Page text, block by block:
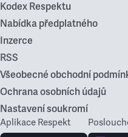
Kodex Respektu
Nabídka předplatného
Inzerce
RSS
Všeobecné obchodní
Ochrana osobních údajů
Nastavení soukromí
Aplikace Respekt